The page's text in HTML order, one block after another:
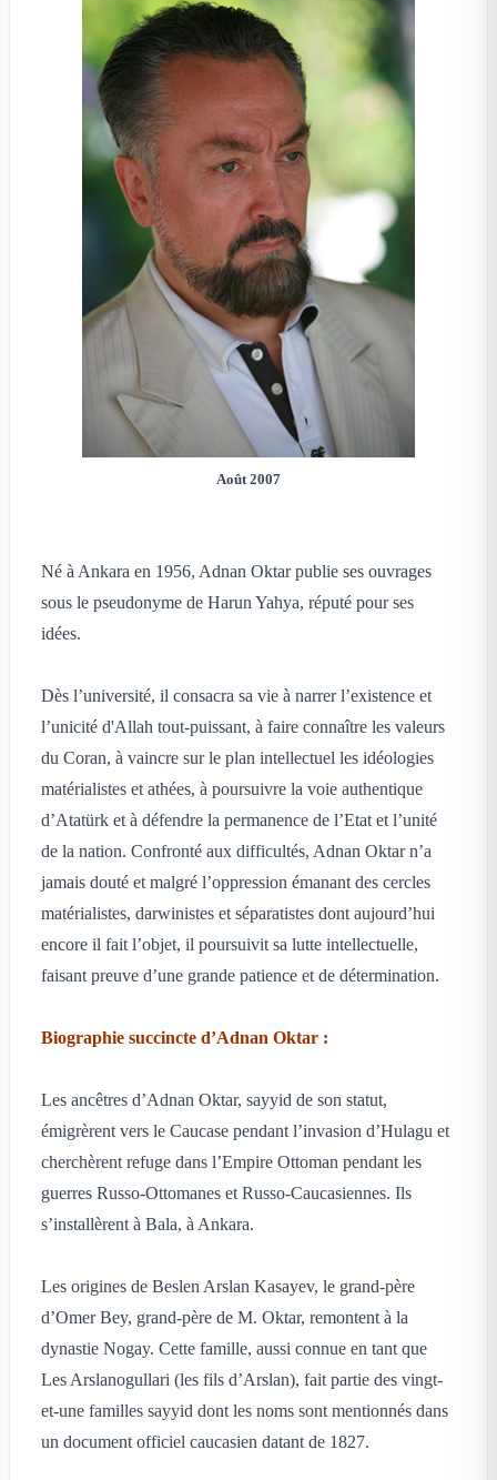
Août 2007
Né à Ankara en 1956, Adnan Oktar publie ses ouvrages
sous le pseudonyme de Harun Yahya, réputé pour ses
idées.
Dès l’université, il consacra sa vie à narrer l’existence et
l’unicité d'Allah tout-puissant, à faire connaître les valeurs
du Coran, à vaincre sur le plan intellectuel les idéologies
matérialistes et athées, à poursuivre la voie authentique
d’Atatürk et à défendre la permanence de l’Etat et l’unité
de la nation. Confronté aux difficultés, Adnan Oktar n’a
jamais douté et malgré l’oppression émanant des cercles
matérialistes, darwinistes et séparatistes dont aujourd’hui
encore il fait l’objet, il poursuivit sa lutte intellectuelle,
faisant preuve d’une grande patience et de détermination.
Biographie succincte d’Adnan Oktar :
Les ancêtres d’Adnan Oktar, sayyid de son statut,
émigrèrent vers le Caucase pendant l’invasion d’Hulagu et
cherchèrent refuge dans l’Empire Ottoman pendant les
guerres Russo-Ottomanes et Russo-Caucasiennes. Ils
s’installèrent à Bala, à Ankara.
Les origines de Beslen Arslan Kasayev, le grand-père
d’Omer Bey, grand-père de M. Oktar, remontent à la
dynastie Nogay. Cette famille, aussi connue en tant que
Les Arslanogullari (les fils d’Arslan), fait partie des vingt-
et-une familles sayyid dont les noms sont mentionnés dans
un document officiel caucasien datant de 1827.